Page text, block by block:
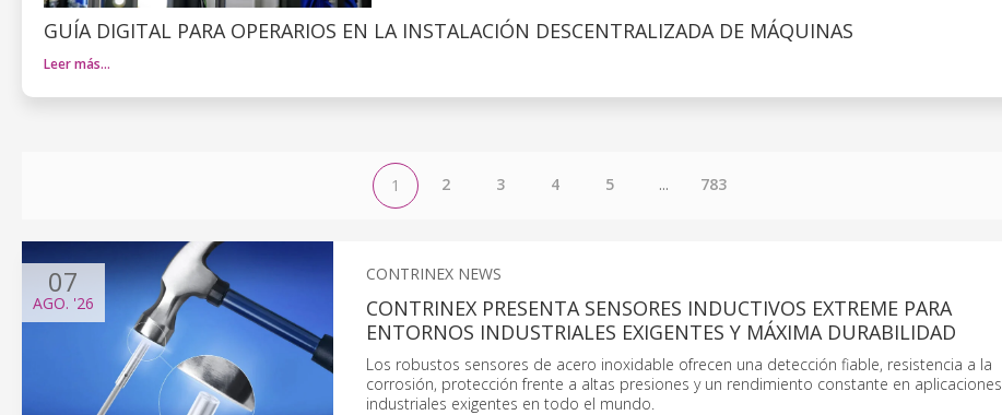
GUÍA DIGITAL PARA OPERARIOS EN LA INSTALACIÓN DESCENTRALIZADA DE MÁQUINAS
Leer más…
1 2 3 4 5 ... 783
07
AGO. '26
CONTRINEX NEWS
CONTRINEX PRESENTA SENSORES INDUCTIVOS EXTREME PARA
ENTORNOS INDUSTRIALES EXIGENTES Y MÁXIMA DURABILIDAD
Los robustos sensores de acero inoxidable ofrecen una detección fiable, resistencia a la
corrosión, protección frente a altas presiones y un rendimiento constante en aplicaciones
industriales exigentes en todo el mundo.